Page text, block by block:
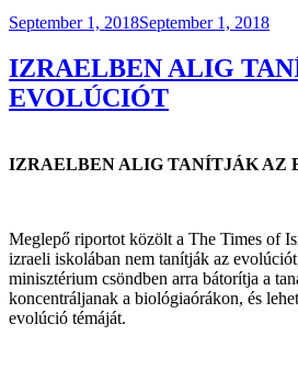
Posted
September 1, 2018September 1, 2018
IZRAELBEN ALIG
EVOLÚCIÓT
IZRAELBEN ALIG TANÍTJÁK AZ
Meglepő riportot közölt a The Times of
izraeli iskolában nem tanítják az
minisztérium csöndben arra bátorítja a
koncentráljanak a biológiaórákon, és
evolúció témáját.